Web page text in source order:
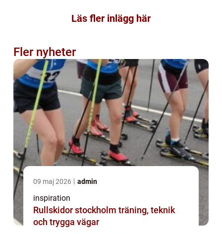
Läs fler inlägg här
Fler nyheter
09 maj 2026 admin
inspiration
Rullskidor stockholm träning, teknik
och trygga vägar